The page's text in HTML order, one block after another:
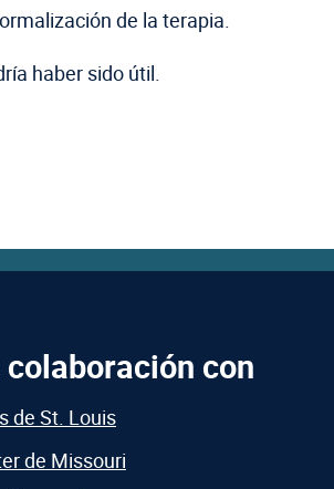
de la terapia.
haber sido útil.
colaboración con
de St. Louis
de Missouri